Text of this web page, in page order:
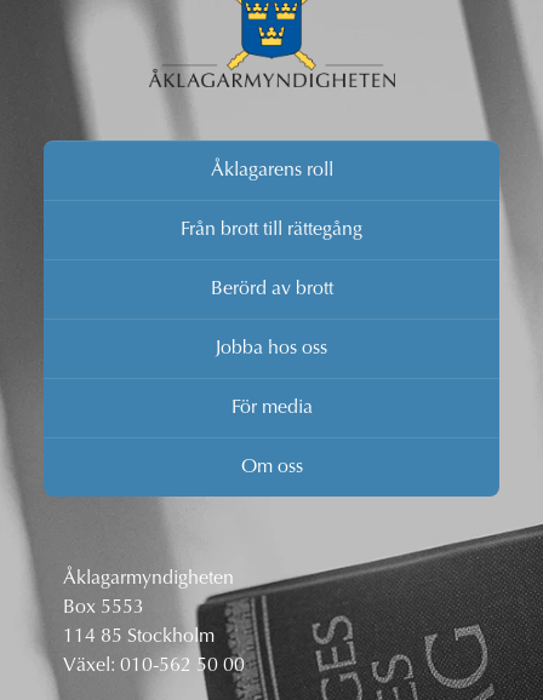
Åklagarens roll
Från brott till rättegång
Berörd av brott
Jobba hos oss
För media
Om oss
Åklagarmyndigheten
Box 5553
114 85 Stockholm
Växel: 010-562 50 00